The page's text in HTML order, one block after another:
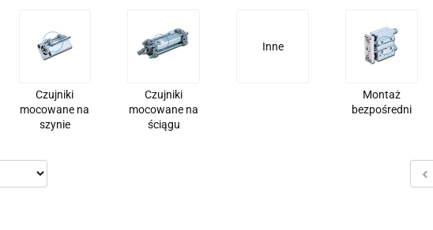
Czujniki
mocowane na
szynie
Czujniki
mocowane na
ściągu
Inne
Montaż
bezpośredni